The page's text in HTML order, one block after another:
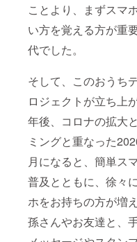
ことより、まずスマ
い方を覚える方が重
代でした。
そして、このおうち
ロジェクトが立ち上
年後、コロナの拡大
ミングと重なった
月になると、簡単ス
普及とともに、徐々
ホをお持ちの方が増
孫さんやお友達と、